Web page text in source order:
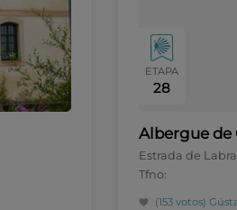
ETAPA
28
Albergue de
Estrada de
Tfno:
(153 votos)